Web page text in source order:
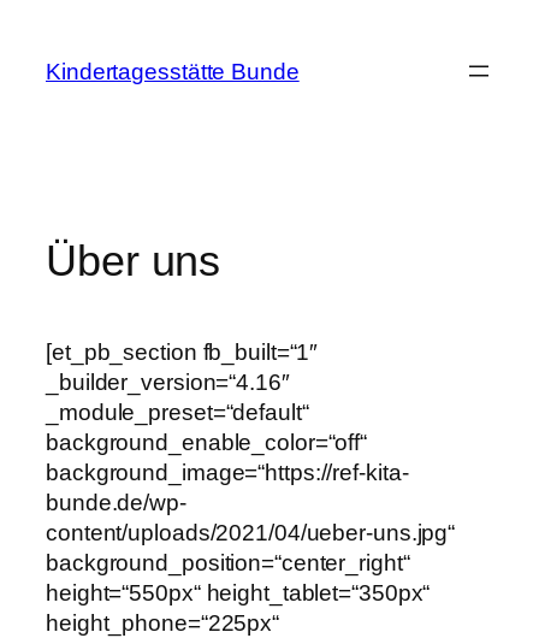
springen
Kindertagesstätte Bunde
Über uns
[et_pb_section fb_built=“1″
_builder_version=“4.16″
_module_preset=“default“
background_enable_color=“off“
background_image=“https://ref-kita-
bunde.de/wp-
content/uploads/2021/04/ueber-uns.jpg“
background_position=“center_right“
height=“550px“ height_tablet=“350px“
height_phone=“225px“